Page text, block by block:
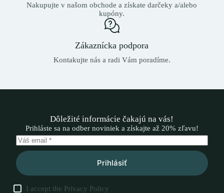
Nakupujte v našom obchode a získate darčeky a/alebo
kupóny.
Zákaznícka podpora
Kontakujte nás a radi Vám poradíme.
Dôležité informácie čakajú na vás!
Prihláste sa na odber noviniek a získajte až 20% zľavu!
Prihlásiť
I accept the Privacy Policy